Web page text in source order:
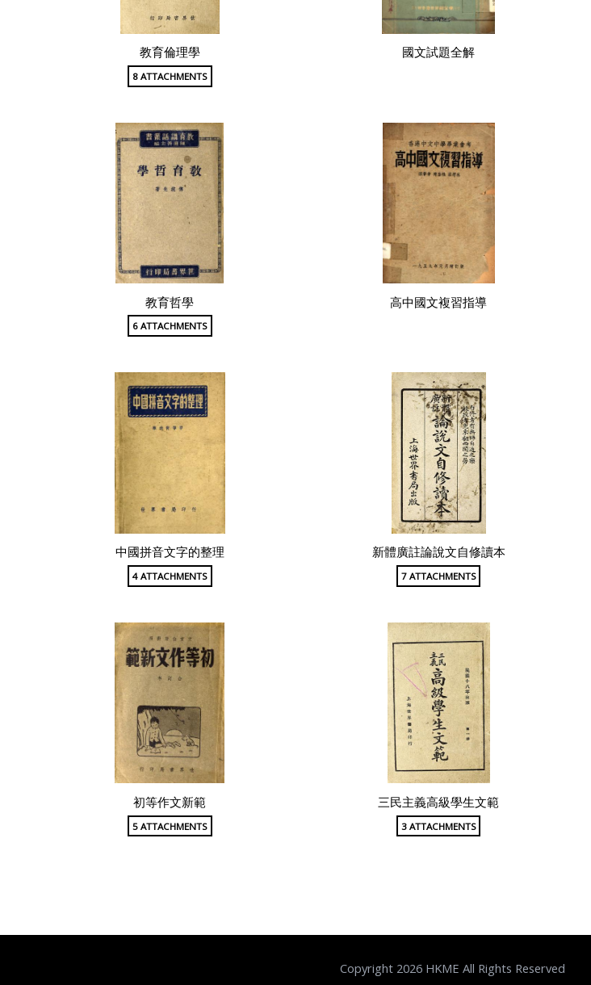
教育倫理學
8 ATTACHMENTS
國文試題全解
教育哲學
6 ATTACHMENTS
高中國文複習指導
中國拼音文字的整理
4 ATTACHMENTS
新體廣註論說文自修讀本
7 ATTACHMENTS
初等作文新範
5 ATTACHMENTS
三民主義高級學生文範
3 ATTACHMENTS
Copyright 2026 HKME All Rights Reserved